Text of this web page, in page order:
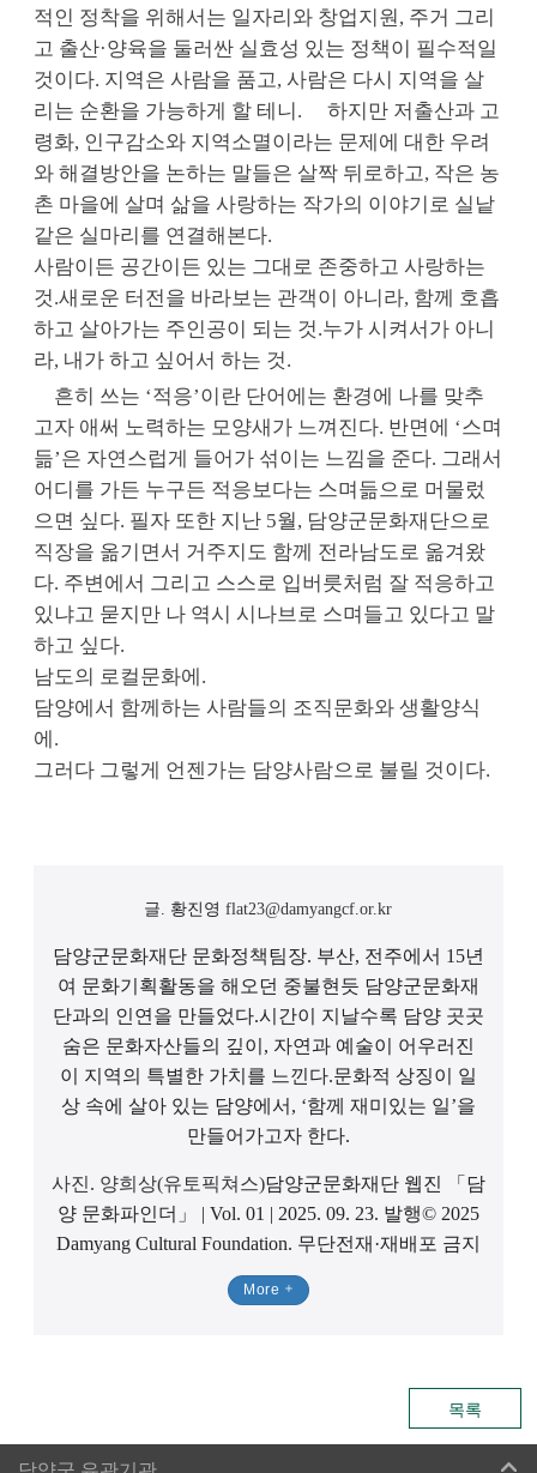
적인 정착을 위해서는 일자리와 창업지원, 주거 그리
고 출산·양육을 둘러싼 실효성 있는 정책이 필수적일
것이다. 지역은 사람을 품고, 사람은 다시 지역을 살
리는 순환을 가능하게 할 테니. 하지만 저출산과 고
령화, 인구감소와 지역소멸이라는 문제에 대한 우려
와 해결방안을 논하는 말들은 살짝 뒤로하고, 작은 농
촌 마을에 살며 삶을 사랑하는 작가의 이야기로 실낱
같은 실마리를 연결해본다.
사람이든 공간이든 있는 그대로 존중하고 사랑하는
것.새로운 터전을 바라보는 관객이 아니라, 함께 호흡
하고 살아가는 주인공이 되는 것.누가 시켜서가 아니
라, 내가 하고 싶어서 하는 것.
흔히 쓰는 ‘적응’이란 단어에는 환경에 나를 맞추
고자 애써 노력하는 모양새가 느껴진다. 반면에 ‘스며
듦’은 자연스럽게 들어가 섞이는 느낌을 준다. 그래서
어디를 가든 누구든 적응보다는 스며듦으로 머물렀
으면 싶다. 필자 또한 지난 5월, 담양군문화재단으로
직장을 옮기면서 거주지도 함께 전라남도로 옮겨왔
다. 주변에서 그리고 스스로 입버릇처럼 잘 적응하고
있냐고 묻지만 나 역시 시나브로 스며들고 있다고 말
하고 싶다.
남도의 로컬문화에.
담양에서 함께하는 사람들의 조직문화와 생활양식
에.
그러다 그렇게 언젠가는 담양사람으로 불릴 것이다.
글. 황진영flat23@damyangcf.or.kr
담양군문화재단 문화정책팀장. 부산, 전주에서 15년
여 문화기획활동을 해오던 중불현듯 담양군문화재
단과의 인연을 만들었다.시간이 지날수록 담양 곳곳
숨은 문화자산들의 깊이, 자연과 예술이 어우러진
이 지역의 특별한 가치를 느낀다.문화적 상징이 일
상 속에 살아 있는 담양에서, ‘함께 재미있는 일’을
만들어가고자 한다.
사진. 양희상(유토픽쳐스)담양군문화재단 웹진 「담
양 문화파인더」 | Vol. 01 | ​2025. 09. 23. 발행© 2025
Damyang Cultural Foundation. 무단전재·재배포 금지
More
목록